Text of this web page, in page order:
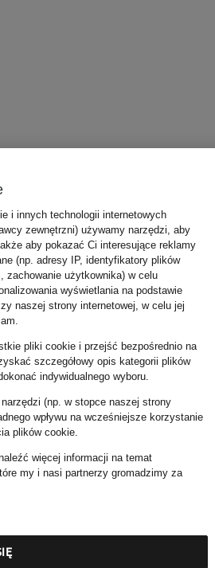
i innych technologii internetowych
zewnętrzni) używamy narzędzi, aby
aby pokazać Ci interesujące reklamy
(np. adresy IP, identyfikatory plików
zachowanie użytkownika) w celu
wyświetlania na podstawie
naszej strony internetowej, w celu jej
pliki cookie i przejść bezpośrednio na
szczegółowy opis kategorii plików
indywidualnego wyboru.
(np. w stopce naszej strony
wpływu na wcześniejsze korzystanie
plików cookie.
więcej informacji na temat
my i nasi partnerzy gromadzimy za